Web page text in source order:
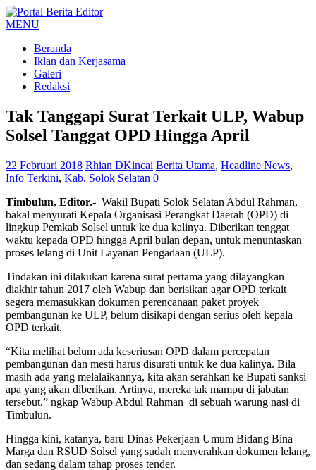
MENU
Beranda
Iklan dan Kerjasama
Galeri
Redaksi
Tak Tanggapi Surat Terkait ULP, Wabup
Solsel Tanggat OPD Hingga April
22 Februari 2018 Rhian DKincai Berita Utama, Headline News,
Info Terkini, Kab. Solok Selatan 0
Timbulun, Editor.- Wakil Bupati Solok Selatan Abdul Rahman,
bakal menyurati Kepala Organisasi Perangkat Daerah (OPD) di
lingkup Pemkab Solsel untuk ke dua kalinya. Diberikan tenggat
waktu kepada OPD hingga April bulan depan, untuk menuntaskan
proses lelang di Unit Layanan Pengadaan (ULP).
Tindakan ini dilakukan karena surat pertama yang dilayangkan
diakhir tahun 2017 oleh Wabup dan berisikan agar OPD terkait
segera memasukkan dokumen perencanaan paket proyek
pembangunan ke ULP, belum disikapi dengan serius oleh kepala
OPD terkait.
“Kita melihat belum ada keseriusan OPD dalam percepatan
pembangunan dan mesti harus disurati untuk ke dua kalinya. Bila
masih ada yang melalaikannya, kita akan serahkan ke Bupati sanksi
apa yang akan diberikan. Artinya, mereka tak mampu di jabatan
tersebut,” ngkap Wabup Abdul Rahman di sebuah warung nasi di
Timbulun.
Hingga kini, katanya, baru Dinas Pekerjaan Umum Bidang Bina
Marga dan RSUD Solsel yang sudah menyerahkan dokumen lelang,
dan sedang dalam tahap proses tender.